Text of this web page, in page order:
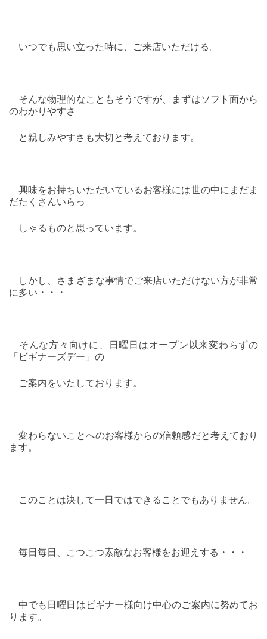
いつでも思い立った時に、ご来店いただける。
そんな物理的なこともそうですが、まずはソフト面から
のわかりやすさ
と親しみやすさも大切と考えております。
興味をお持ちいただいているお客様には世の中にまだま
だたくさんいらっ
しゃるものと思っています。
しかし、さまざまな事情でご来店いただけない方が非常
に多い・・・
そんな方々向けに、日曜日はオープン以来変わらずの
「ビギナーズデー」の
ご案内をいたしております。
変わらないことへのお客様からの信頼感だと考えており
ます。
このことは決して一日ではできることでもありません。
毎日毎日、こつこつ素敵なお客様をお迎えする・・・
中でも日曜日はビギナー様向け中心のご案内に努めてお
ります。